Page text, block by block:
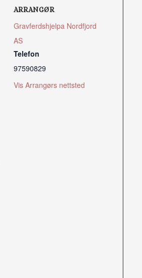
ARRANGØR
Gravferdshjelpa Nordfjord
AS
Telefon
97590829
Vis Arrangørs nettsted